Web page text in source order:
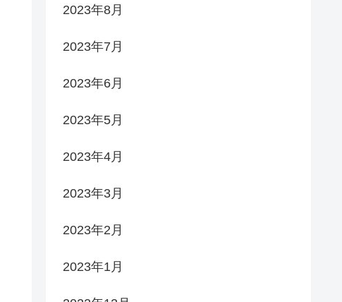
2023年8月
2023年7月
2023年6月
2023年5月
2023年4月
2023年3月
2023年2月
2023年1月